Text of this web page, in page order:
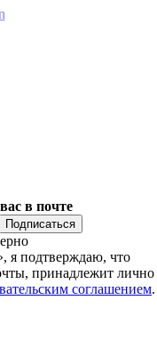
в почте
я подтверждаю, что
принадлежит лично
соглашением.